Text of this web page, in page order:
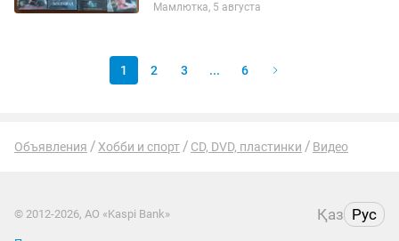
Мамлютка, 5 августа
1 2 3 ... 6
Объявления Хобби и спорт CD, DVD, пластинки Видео
© 2012-2026, АО «Kaspi Bank» Қаз Рус